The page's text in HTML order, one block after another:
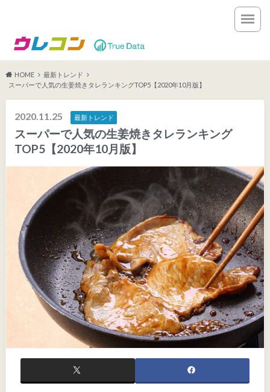
HOME
最新トレンド
スーパーで人気の生姜焼きタレランキングTOP5【2020年10月版】
2020.11.25 最新トレンド
スーパーで人気の生姜焼きタレランキング
TOP5【2020年10月版】